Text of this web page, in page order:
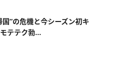
”の危機と今シーズン初キ
テテク勃...